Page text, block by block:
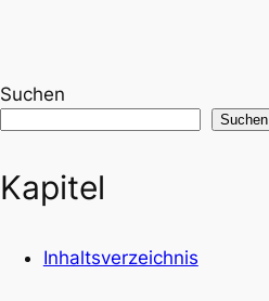
Suchen
Suchen
Kapitel
Inhaltsverzeichnis